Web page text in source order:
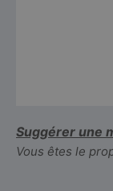
Suggérer une
Vous êtes le